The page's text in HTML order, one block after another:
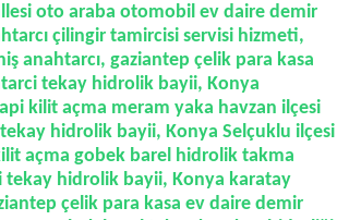
oto araba otomobil ev daire demir
çilingir tamircisi servisi hizmeti,
anahtarcı, gaziantep çelik para kasa
tekay hidrolik bayii, Konya
kilit açma meram yaka havzan ilçesi
hidrolik bayii, Konya Selçuklu ilçesi
açma gobek barel hidrolik takma
hidrolik bayii, Konya karatay
çelik para kasa ev daire demir